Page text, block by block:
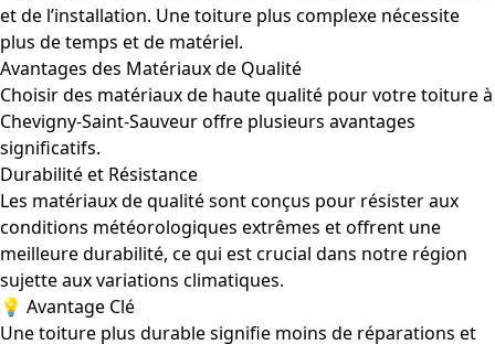
et de l’installation. Une toiture plus complexe nécessite
plus de temps et de matériel.
Avantages des Matériaux de Qualité
Choisir des matériaux de haute qualité pour votre toiture à
Chevigny-Saint-Sauveur offre plusieurs avantages
significatifs.
Durabilité et Résistance
Les matériaux de qualité sont conçus pour résister aux
conditions météorologiques extrêmes et offrent une
meilleure durabilité, ce qui est crucial dans notre région
sujette aux variations climatiques.
💡 Avantage Clé
Une toiture plus durable signifie moins de réparations et